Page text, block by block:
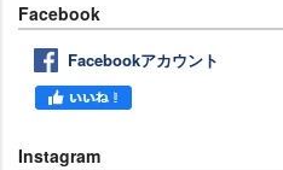
Facebook
Facebookアカウント
Instagram